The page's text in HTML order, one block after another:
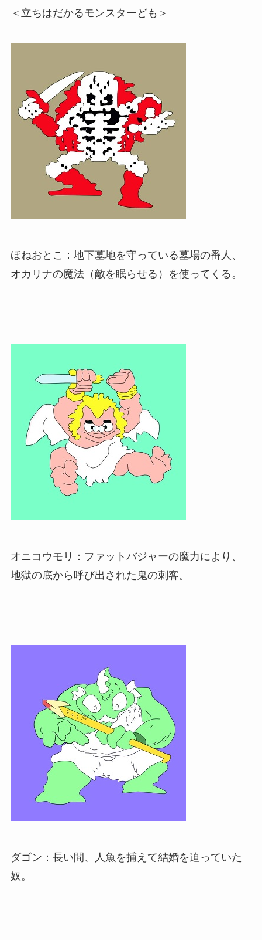
＜立ちはだかるモンスターども＞
ほねおとこ：地下墓地を守っている墓場の番人、
オカリナの魔法（敵を眠らせる）を使ってくる。
オニコウモリ：ファットバジャーの魔力により、
地獄の底から呼び出された鬼の刺客。
ダゴン：長い間、人魚を捕えて結婚を迫っていた
奴。